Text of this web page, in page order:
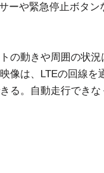
ーや緊急停止ボタン
の動きや周囲の状況
像は、LTEの回線を
る。自動走行でき